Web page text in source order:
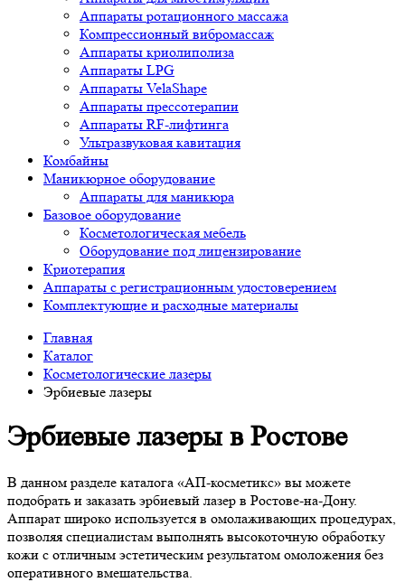
Аппараты ротационного массажа
Компрессионный вибромассаж
Аппараты криолиполиза
Аппараты LPG
Аппараты VelaShape
Аппараты прессотерапии
Аппараты RF-лифтинга
Ультразвуковая кавитация
Комбайны
Маникюрное оборудование
Аппараты для маникюра
Базовое оборудование
Косметологическая мебель
Оборудование под лицензирование
Криотерапия
Аппараты c регистрационным удостоверением
Комплектующие и расходные материалы
Главная
Каталог
Косметологические лазеры
Эрбиевые лазеры
Эрбиевые лазеры в Ростове
В данном разделе каталога «АП-косметикс» вы можете
подобрать и заказать эрбиевый лазер в Ростове-на-Дону.
Аппарат широко используется в омолаживающих процедурах,
позволяя специалистам выполнять высокоточную обработку
кожи с отличным эстетическим результатом омоложения без
оперативного вмешательства.